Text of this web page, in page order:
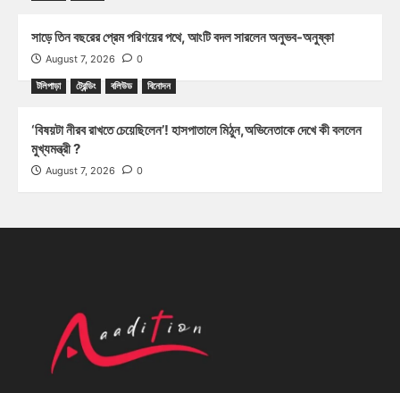
সাড়ে তিন বছরের প্রেম পরিণয়ের পথে, আংটি বদল সারলেন অনুভব-অনুষ্কা
August 7, 2026 0
টলিপাড়া ট্রেন্ডিং বলিউড বিনোদন
‘বিষয়টা নীরব রাখতে চেয়েছিলেন’! হাসপাতালে মিঠুন,অভিনেতাকে দেখে কী বললেন
মুখ্যমন্ত্রী ?
August 7, 2026 0